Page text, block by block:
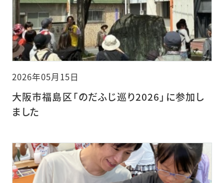
2026年05月15日
大阪市福島区「のだふじ巡り2026」に参加し
ました